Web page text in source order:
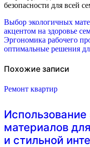
безопасности для всей
Навигация
по
записям
Выбор экологичных
акцентом на здоровье
Эргономика рабочего
оптимальные решения
Похожие записи
Ремонт квартир
Использование
материалов
и стильной